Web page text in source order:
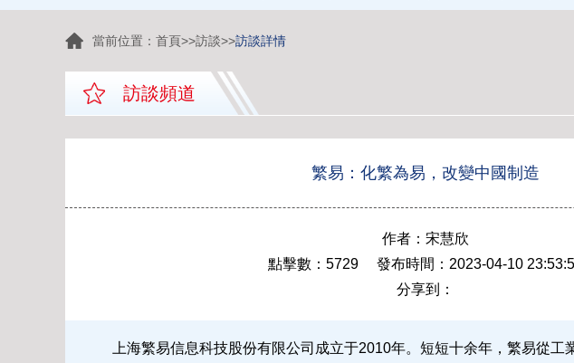
當前位置： 首頁>>訪談>>訪談詳情
訪談頻道
繁易：化繁為易，改變中國制造
作者：宋慧欣
點擊數：5729 發布時間：2023-04-10
分享到：
上海繁易信息科技股份有限公司成立于2010年。短短十余年，繁易從工